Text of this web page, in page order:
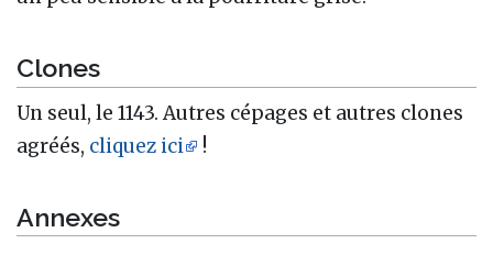
Clones
Un seul, le 1143. Autres cépages et autres clones
agréés, cliquez ici !
Annexes